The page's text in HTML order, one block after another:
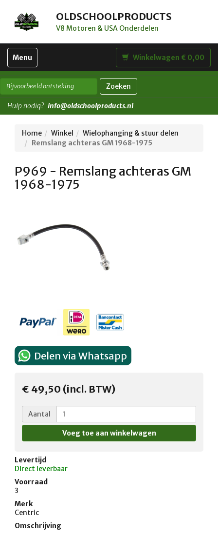
OLDSCHOOLPRODUCTS
V8 Motoren & USA Onderdelen
Toggle
navigation
Menu Winkelwagen € 0,00
Zoeken
Hulp nodig? info@oldschoolproducts.nl
Home Winkel
Wielophanging & stuur delen
Remslang achteras GM 1968-1975
P969 - Remslang achteras GM
1968-1975
Delen via Whatsapp
€ 49,50 (incl. BTW)
Aantal
Levertijd
Direct leverbaar
Voorraad
3
Merk
Centric
Omschrijving